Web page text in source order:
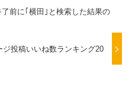
前に｢横田｣と検索した結果の
ジ投稿いいね数ランキング20